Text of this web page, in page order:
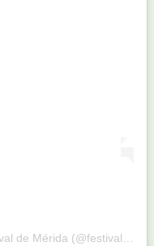
Una publicación compartida de Festival de Mérida (@festivaldemerida)